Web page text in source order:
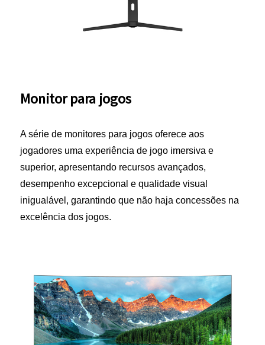
Monitor para jogos
A série de monitores para jogos oferece aos
jogadores uma experiência de jogo imersiva e
superior, apresentando recursos avançados,
desempenho excepcional e qualidade visual
inigualável, garantindo que não haja concessões na
excelência dos jogos.